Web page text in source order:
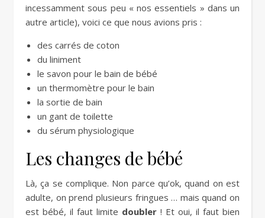
incessamment sous peu « nos essentiels » dans un
autre article), voici ce que nous avions pris :
des carrés de coton
du liniment
le savon pour le bain de bébé
un thermomètre pour le bain
la sortie de bain
un gant de toilette
du sérum physiologique
Les changes de bébé
Là, ça se complique. Non parce qu’ok, quand on est
adulte, on prend plusieurs fringues … mais quand on
est bébé, il faut limite doubler ! Et oui, il faut bien